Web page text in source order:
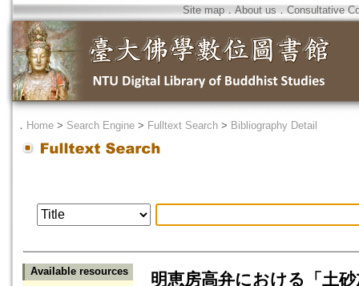
Site map．About us ． Consultative
． Home > Search Engine > Fulltext Search > Bibliography Detail
Available resources
明恵房高弁における「土